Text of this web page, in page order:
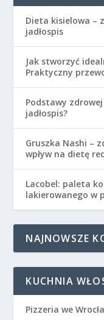
Dieta kisielowa –
jadłospis
Jak stworzyć
Praktyczny
Podstawy
jadłospis?
Gruszka Nashi –
wpływ na dietę
Lacobel: paleta
lakierowanego w
NAJNOWSZE
KUCHNIA
Pizzeria we